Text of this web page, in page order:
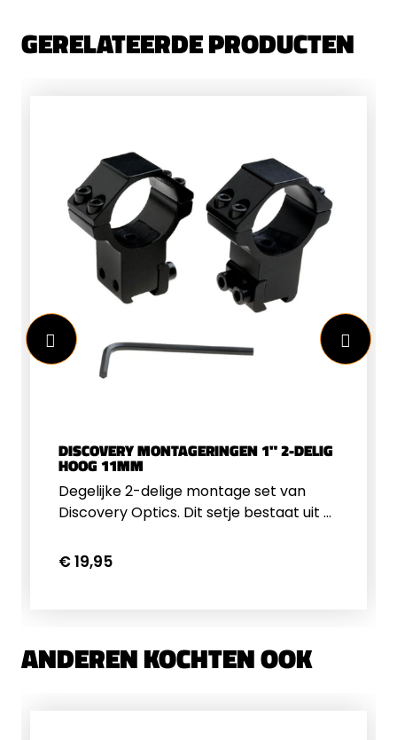
GERELATEERDE PRODUCTEN
DISCOVERY MONTAGERINGEN 1" 2-DELIG
HOOG 11MM
Degelijke 2-delige montage set van
Discovery Optics. Dit setje bestaat uit 2
objectief tot 50mm en passend op
€ 19,95
ANDEREN KOCHTEN OOK